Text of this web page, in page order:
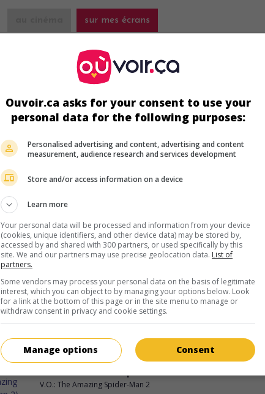
sur mes écrans
É.-U. 2017. Dramede Marc Webb avec Chris Evans
. Élevée par son oncle depuis le suicide de sa mère
mathématicienne, une fillette surdouée est déchirée quand son
ambitieuse grand-mère réclame sa garde légale.
au cinéma sur mes écrans
Jeune et célibataire à New York
É.-U. 2017. Dramede Marc Webb avec Callum Turner ,Kate
Beckinsale ,Pierce Brosnan. Un diplômé de fraîche date, qui se
cherche un but dans la vie, fraternise avec un écrivain
Durée: 88 min.
au cinéma sur mes écrans
L'Extraordinaire Spider-Man 2
V.O.: The Amazing Spider-Man 2
Ouvoir.ca asks for your consent to use your
personal data for the following purposes:
Personalised advertising and content, advertising and content
measurement, audience research and services development
Store and/or access information on a device
Learn more
Your personal data will be processed and information from your device
(cookies, unique identifiers, and other device data) may be stored by,
accessed by and shared with 300 partners, or used specifically by this
site. We and our partners may use precise geolocation data. List of
partners.
Some vendors may process your personal data on the basis of legitimate
interest, which you can object to by managing your options below. Look
for a link at the bottom of this page or in the site menu to manage or
withdraw consent in privacy and cookie settings.
Consent
Manage options